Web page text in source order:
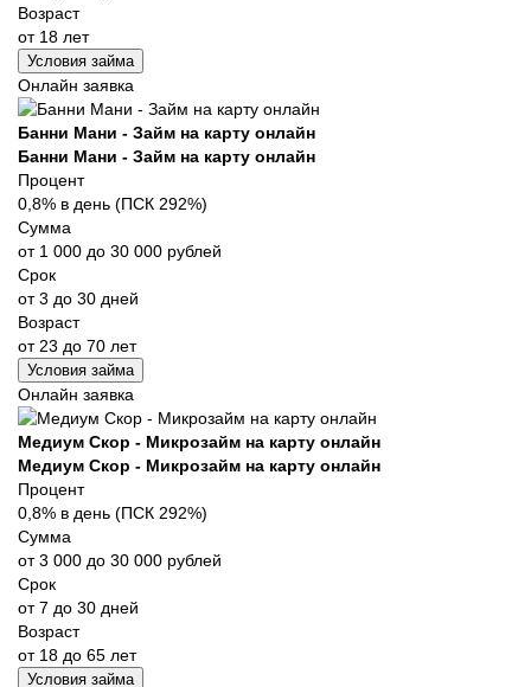
Возраст
от 18 лет
Условия займа
Онлайн заявка
Банни Мани - Займ на карту онлайн
Банни Мани - Займ на карту онлайн
Процент
0,8% в день (ПСК 292%)
Сумма
от 1 000 до 30 000 рублей
Срок
от 3 до 30 дней
Возраст
от 23 до 70 лет
Условия займа
Онлайн заявка
Медиум Скор - Микрозайм на карту онлайн
Медиум Скор - Микрозайм на карту онлайн
Процент
0,8% в день (ПСК 292%)
Сумма
от 3 000 до 30 000 рублей
Срок
от 7 до 30 дней
Возраст
от 18 до 65 лет
Условия займа